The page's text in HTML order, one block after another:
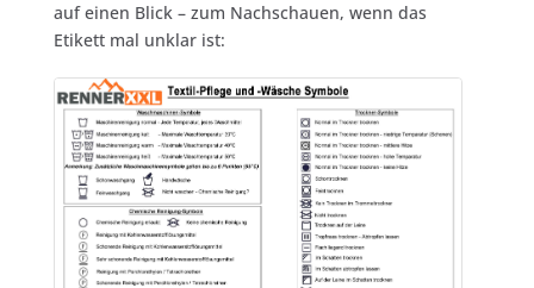
auf einen Blick – zum Nachschauen, wenn das
Etikett mal unklar ist: